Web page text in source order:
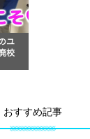
ユ
校
おすすめ記事